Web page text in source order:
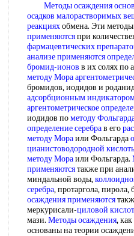
Методы осаждения
осадков малорастворимых
реакцияхобмена. Эти
применяютсяпри
фармацевтических
анализе применяются
бромид-ионов в их солях по
методуМора
бромидов, иодидов и
адсорбционным
аргентометрическое
иодидов пометоду
определение серебрав его
методу Мораили Фольгарда
цианистоводородной
методу Мораили Фольгарда.
применяютсятакже при
миндальной воды,
серебра, протаргола, пирола,
осаждения применяются
меркурисали-циловой
мази. Методы осаждения, как
основаны на теории